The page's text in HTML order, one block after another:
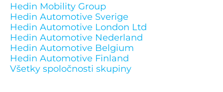
Hedin Mobility Group
Hedin Automotive Sverige
Hedin Automotive London Ltd
Hedin Automotive Nederland
Hedin Automotive Belgium
Hedin Automotive Finland
Všetky spoločnosti skupiny